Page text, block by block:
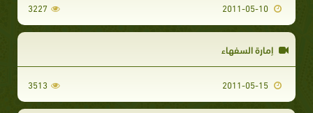
3227
إمارة السفهاء
3513